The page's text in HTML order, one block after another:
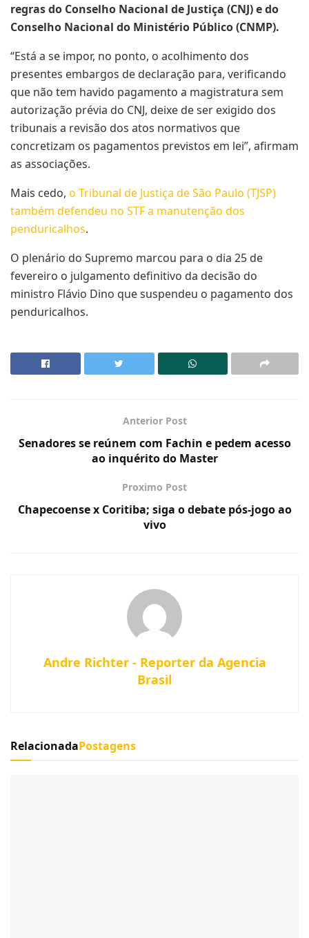
regras do Conselho Nacional de Justiça (CNJ) e do
Conselho Nacional do Ministério Público (CNMP).
“Está a se impor, no ponto, o acolhimento dos
presentes embargos de declaração para, verificando
que não tem havido pagamento a magistratura sem
autorização prévia do CNJ, deixe de ser exigido dos
tribunais a revisão dos atos normativos que
concretizam os pagamentos previstos em lei”, afirmam
as associações.
Mais cedo, o Tribunal de Justiça de São Paulo (TJSP)
também defendeu no STF a manutenção dos
penduricalhos.
O plenário do Supremo marcou para o dia 25 de
fevereiro o julgamento definitivo da decisão do
ministro Flávio Dino que suspendeu o pagamento dos
penduricalhos.
Anterior Post
Senadores se reúnem com Fachin e pedem acesso
ao inquérito do Master
Proximo Post
Chapecoense x Coritiba; siga o debate pós-jogo ao
vivo
Andre Richter - Reporter da Agencia
Brasil
RelacionadaPostagens